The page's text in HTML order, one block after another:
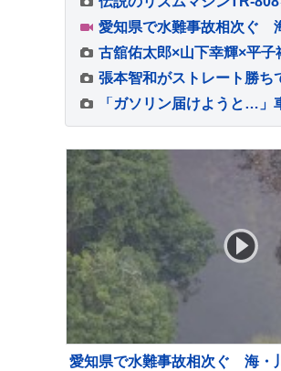
愛知県で水難事故相次ぐ
愛知県で水難事故相次ぐ 海・